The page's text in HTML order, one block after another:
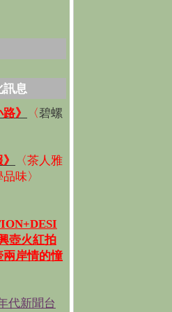
訊息
》 〈碧螺
〈茶人雅
味〉
壺火紅拍
岸情的憧
代新聞台